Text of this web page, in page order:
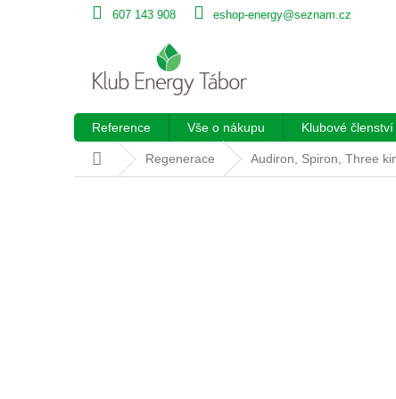
607 143 908 eshop-energy@seznam.cz
Reference Vše o nákupu Klubové členství
Domů Regenerace Audiron, Spiron, Three